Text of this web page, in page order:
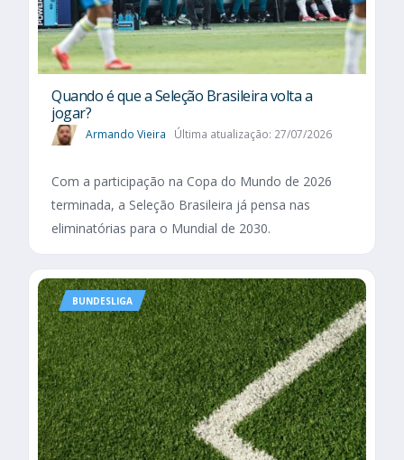
Quando é que a Seleção Brasileira volta a
jogar?
Armando Vieira Última atualização: 27/07/2026
Com a participação na Copa do Mundo de 2026
terminada, a Seleção Brasileira já pensa nas
eliminatórias para o Mundial de 2030.
BUNDESLIGA